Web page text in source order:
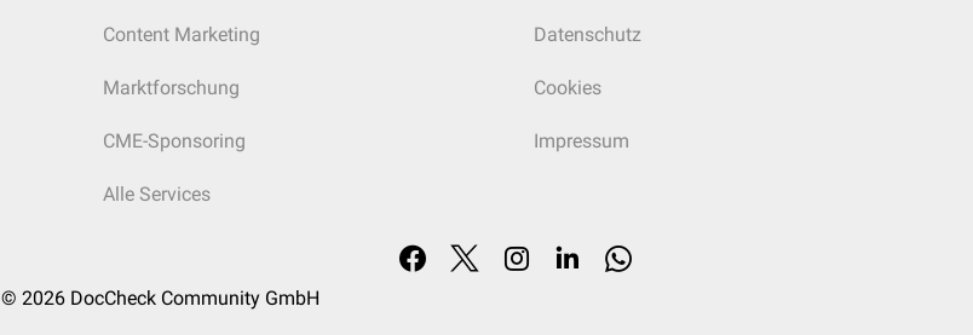
Content Marketing
Marktforschung
CME-Sponsoring
Alle Services
Datenschutz
Cookies
Impressum
© 2026 DocCheck Community GmbH